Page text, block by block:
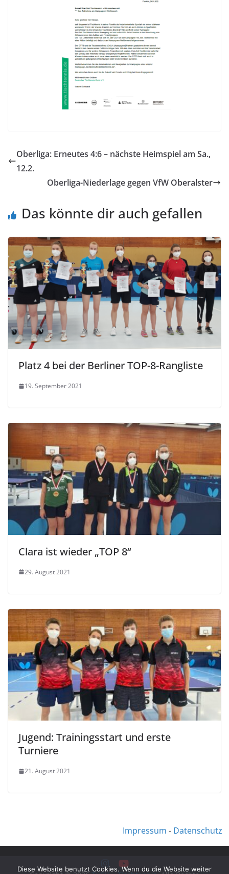
Oberliga: Erneutes 4:6 – nächste Heimspiel am Sa.,
12.2.
Oberliga-Niederlage gegen VfW Oberalster
Das könnte dir auch gefallen
Platz 4 bei der Berliner TOP-8-Rangliste
19. September 2021
Clara ist wieder „TOP 8“
29. August 2021
Jugend: Trainingsstart und erste
Turniere
21. August 2021
Impressum - Datenschutz
Diese Website benutzt Cookies. Wenn du die Website weiter